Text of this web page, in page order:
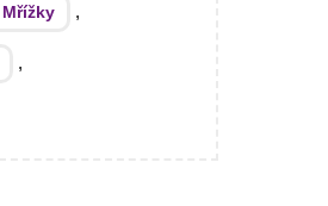
Mřížky ,
,